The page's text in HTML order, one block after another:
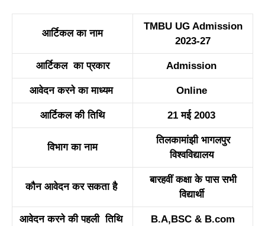
आर्टिकल का नाम
TMBU UG Admission
2023-27
आर्टिकल का प्रकार Admission
आवेदन करने का माध्यम Online
आर्टिकल की तिथि 21 मई 2003
विभाग का नाम
तिलकामांझी भागलपुर
विश्वविद्यालय
कौन आवेदन कर सकता है
बारहवीं कक्षा के पास सभी
विद्यार्थी
आवेदन करने की पहली तिथि B.A,BSC & B.com